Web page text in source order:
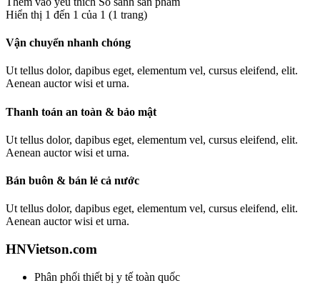
Hiển thị 1 đến 1 của 1 (1 trang)
Vận chuyển nhanh chóng
Ut tellus dolor, dapibus eget, elementum vel, cursus eleifend, elit.
Aenean auctor wisi et urna.
Thanh toán an toàn & bảo mật
Ut tellus dolor, dapibus eget, elementum vel, cursus eleifend, elit.
Aenean auctor wisi et urna.
Bán buôn & bán lẻ cả nước
Ut tellus dolor, dapibus eget, elementum vel, cursus eleifend, elit.
Aenean auctor wisi et urna.
HNVietson.com
Phân phối thiết bị y tế toàn quốc